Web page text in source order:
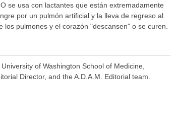
se usa con lactantes que están extremadamente
por un pulmón artificial y la lleva de regreso al
pulmones y el corazón "descansen" o se curen.
of Washington School of Medicine,
Director, and the A.D.A.M. Editorial team.